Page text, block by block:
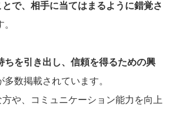
で、相手に当てはまるように錯覚さ
ちを引き出し、信頼を得るための興
多数掲載されています。
や、コミュニケーション能力を向上